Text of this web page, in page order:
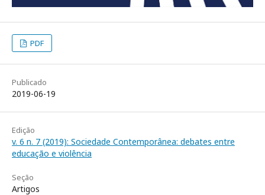
PDF
Publicado
2019-06-19
Edição
v. 6 n. 7 (2019): Sociedade Contemporânea: debates entre
educação e violência
Seção
Artigos